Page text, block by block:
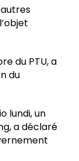
du PTU, a
du
lundi, un
a déclaré